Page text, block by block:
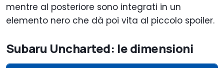
mentre al posteriore sono integrati in un
elemento nero che dà poi vita al piccolo spoiler.
Subaru Uncharted: le dimensioni